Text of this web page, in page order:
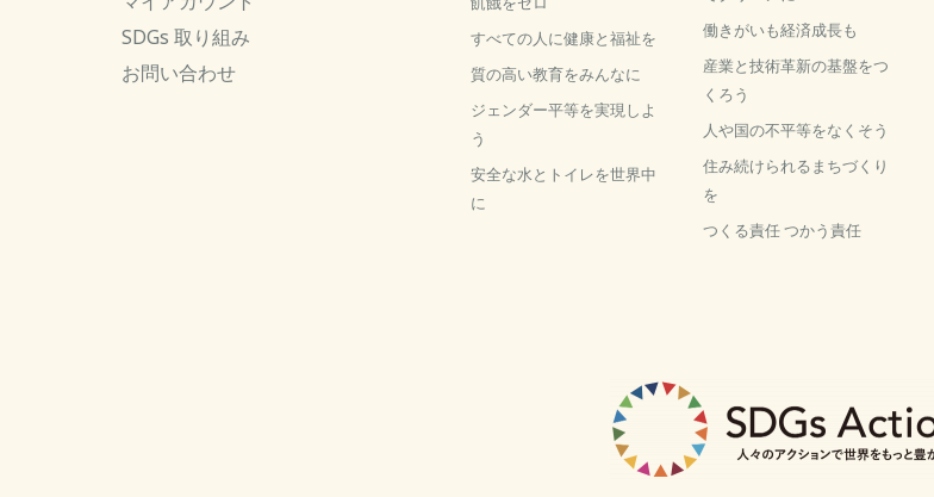
SDGs 取り組み
お問い合わせ
すべての人に健康と福祉を
質の高い教育をみんなに
ジェンダー平等を実現しよ
う
安全な水とトイレを世界中
に
働きがいも経済成長も
産業と技術革新の基盤をつ
くろう
人や国の不平等をなくそう
住み続けられるまちづくり
を
つくる責任 つかう責任